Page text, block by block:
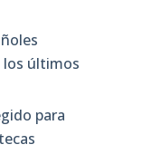
últimos
para